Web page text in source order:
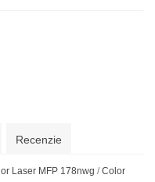
Recenzie
Laser MFP 178nwg /Color